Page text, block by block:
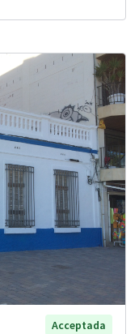
Acceptada